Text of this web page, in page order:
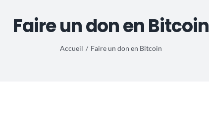
Faire un don en Bitcoin
Accueil Faire un don en Bitcoin